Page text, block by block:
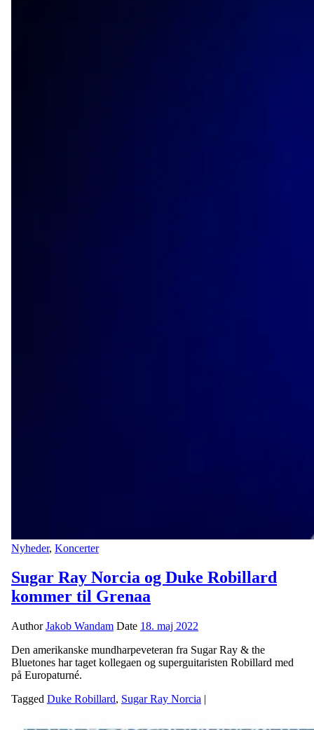
Nyheder, Koncerter
Sugar Ray Norcia og Duke Robillard
kommer til Grenaa
AuthorJakob Wandam Date 18. maj 2022
Den amerikanske mundharpeveteran fra Sugar Ray & the
Bluetones har taget kollegaen og superguitaristen Robillard med
på Europaturné.
Tagged Duke Robillard, Sugar Ray Norcia |